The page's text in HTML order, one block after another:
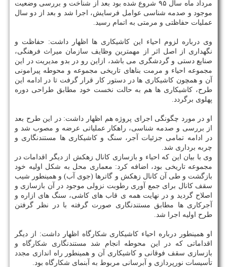
مرداد ماه سال ۹۵ شروع شده بود بعد از شناخت و بررسی وضعیت
موجود و صدمه شناسی عوامل فرسایش، اجرا شد و بعد از دو سال
عملیات حفاظتی و مرمتی به اتمام رسید.
وی درباره لزوم احیاء این كاشیكاری ها اظهار داشت: حفاظت و
نگهداری از اصل اثر از مهمترین وظایف سازمان میراث فرهنگی،
صنایع دستی و گردشگری می باشد، ازاین رو در بدو مدیریت در این
مجموعه احیاء و مرمت بناهای تاریخی مجموعه و محوطه پیرامونی
آن و همچون كاشیكاری ها در دستور كار قرار گرفت تا در ادامه این
طرح، كاشیكاری ها هم به حالت نخست خود مطابق طراحی دوره
پهلوی برگردد.
او در مورد چگونگی اجرای پروژه هم اظهار داشت: در این طرح بعد
از بررسی و صدمه شناسی، راهكار عملیاتی عرضه و مصوب شد و
در ادامه تمامی جزئیات آجر، سنگ و كاشیكاری ها مستندنگاری و
چربه برداری شد.
وی با بیان این كه احیاء و بازسازی كانال زهكش از دیگر اقدامات در
مجموعه تاریخی بود، اضافه كرد: معماری محل به شكل اولیه خود
بازگشت و طی آن كانال زهكش و گاترها (جوی آب) و همینطور شیب
سقف كانال برای جمع آوری رطوبت نزولی موجود در آن بازسازی و
اصلاح گردید و در نهایت همه ی قاب­ های كاشی، سنگ­ های ازاره و
آجركاری ها مطابق مستندنگاری صورت گرفته با در نظر گرفتن
طرح اولیه اجرا شد.
او همینطور درباره احیاء كاشیكاری شكارگاه اظهار داشت: از دیگر
اقداماتی كه در این محوطه انجام شد مستندنگاری شكارگاه و
بازسازی سقف فوقانی و كاشیكاری آن و همینطور راه اندازی مجدد
تأسیسات نورپردازی و آبرسانی مربوط به آبنمای شكارگاه بود.